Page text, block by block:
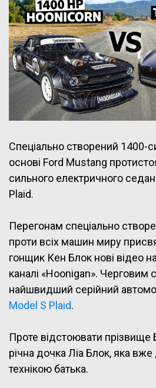
Спеціально створений 1400-
основі Ford Mustang
сильного електричного
Plaid.
Перегонам спеціально
проти всіх машин миру
гонщик Кен Блок нові відео
каналі «Hoonigan». Черговим
найшвидший серійний
Model S Plaid.
Проте відстоювати прізвище
річна дочка Ліа Блок, яка
технікою батька.